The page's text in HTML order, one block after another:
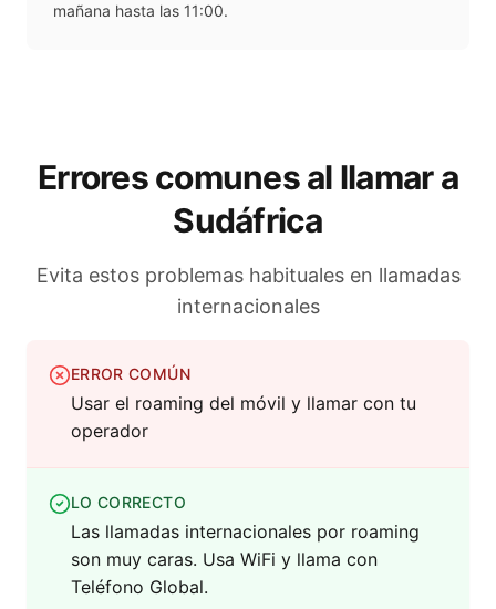
mañana hasta las 11:00.
Errores comunes al llamar a
Sudáfrica
Evita estos problemas habituales en llamadas
internacionales
ERROR COMÚN
Usar el roaming del móvil y llamar con tu
operador
LO CORRECTO
Las llamadas internacionales por roaming
son muy caras. Usa WiFi y llama con
Teléfono Global.